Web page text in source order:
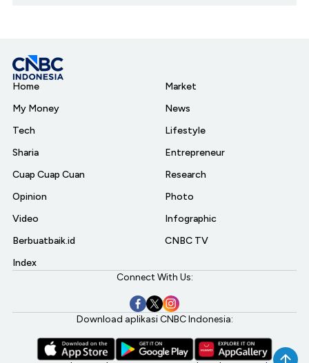
Home
My Money
Tech
Sharia
Cuap Cuap Cuan
Opinion
Video
Berbuatbaik.id
Index
Market
News
Lifestyle
Entrepreneur
Research
Photo
Infographic
CNBC TV
Connect With Us:
Download aplikasi CNBC Indonesia: